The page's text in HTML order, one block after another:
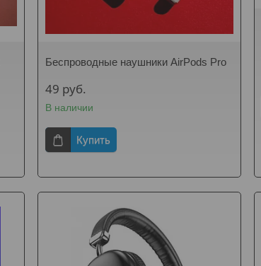
Беспроводные наушники AirPods Pro
49 руб.
В наличии
Купить